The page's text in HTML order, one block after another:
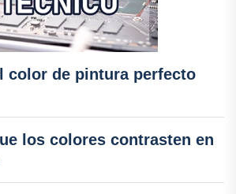
color de pintura perfecto
los colores contrasten en